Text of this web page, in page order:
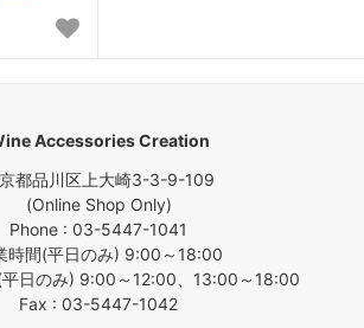
Accessories Creation
都品川区上大崎3-3-9-109
(Online Shop Only)
Phone : 03-5447-1041
時間(平日のみ) 9:00～18:00
平日のみ) 9:00～12:00、13:00～18:00
Fax : 03-5447-1042